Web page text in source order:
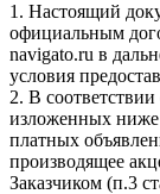
1. Настоящий
официальным
navigato.ru в
условия
2. В
изложенных ниже
платных
производящее
Заказчиком (п.3